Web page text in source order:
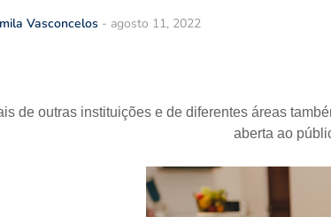
Vasconcelos - agosto 11, 2022
de outras instituições e de diferentes áreas
aberta ao